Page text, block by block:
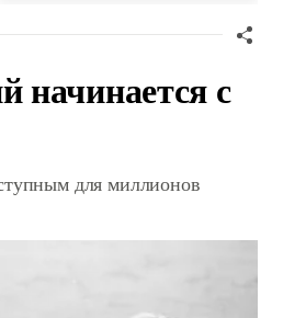
начинается с
для миллионов